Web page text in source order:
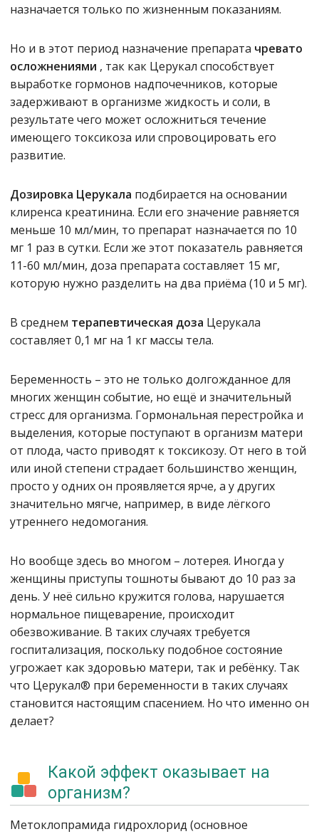
назначается только по жизненным показаниям.
Но и в этот период назначение препарата чревато
осложнениями , так как Церукал способствует
выработке гормонов надпочечников, которые
задерживают в организме жидкость и соли, в
результате чего может осложниться течение
имеющего токсикоза или спровоцировать его
развитие.
Дозировка Церукала подбирается на основании
клиренса креатинина. Если его значение равняется
меньше 10 мл/мин, то препарат назначается по 10
мг 1 раз в сутки. Если же этот показатель равняется
11-60 мл/мин, доза препарата составляет 15 мг,
которую нужно разделить на два приёма (10 и 5 мг).
В среднем терапевтическая доза Церукала
составляет 0,1 мг на 1 кг массы тела.
Беременность – это не только долгожданное для
многих женщин событие, но ещё и значительный
стресс для организма. Гормональная перестройка и
выделения, которые поступают в организм матери
от плода, часто приводят к токсикозу. От него в той
или иной степени страдает большинство женщин,
просто у одних он проявляется ярче, а у других
значительно мягче, например, в виде лёгкого
утреннего недомогания.
Но вообще здесь во многом – лотерея. Иногда у
женщины приступы тошноты бывают до 10 раз за
день. У неё сильно кружится голова, нарушается
нормальное пищеварение, происходит
обезвоживание. В таких случаях требуется
госпитализация, поскольку подобное состояние
угрожает как здоровью матери, так и ребёнку. Так
что Церукал® при беременности в таких случаях
становится настоящим спасением. Но что именно он
делает?
Какой эффект оказывает на
организм?
Метоклопрамида гидрохлорид (основное